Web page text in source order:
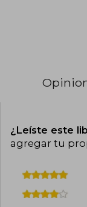
¿Leíste este
agregar tu